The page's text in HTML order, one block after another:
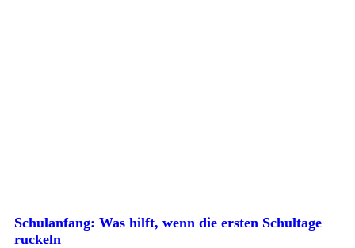
Schulanfang: Was hilft, wenn die ersten Schultage
ruckeln